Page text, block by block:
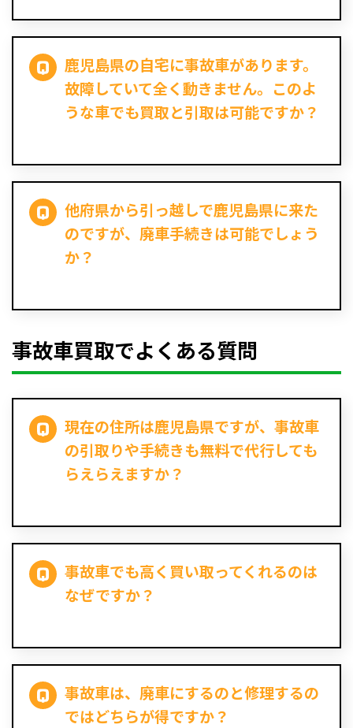
鹿児島県の自宅に事故車があります。
故障していて全く動きません。このよ
うな車でも買取と引取は可能ですか？
他府県から引っ越しで鹿児島県に来た
のですが、廃車手続きは可能でしょう
か？
事故車買取でよくある質問
現在の住所は鹿児島県ですが、事故車
の引取りや手続きも無料で代行しても
らえらえますか？
事故車でも高く買い取ってくれるのは
なぜですか？
事故車は、廃車にするのと修理するの
ではどちらが得ですか？